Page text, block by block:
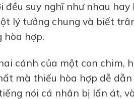
đều suy nghĩ như nhau
lý tưởng chung và biết
hòa hợp.
cánh của một con chim,
mà thiếu hòa hợp dễ
nói cá nhân bị lấn át,